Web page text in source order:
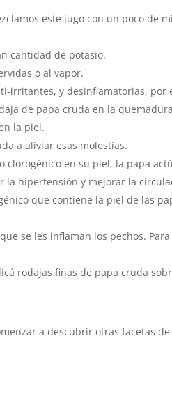
este jugo con un poco de
cantidad de potasio.
o al vapor.
irritantes, y desinflamatorias, por
de papa cruda en la
la piel.
a aliviar esas molestias.
clorogénico en su piel, la papa
hipertensión y mejorar la
que contiene la piel de las
se les inflaman los pechos.
rodajas finas de papa cruda
a descubrir otras facetas